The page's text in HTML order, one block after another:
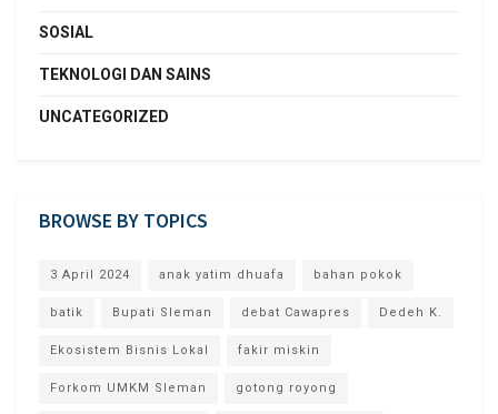
SOSIAL
TEKNOLOGI DAN SAINS
UNCATEGORIZED
BROWSE BY TOPICS
3 April 2024 anak yatim dhuafa bahan pokok
batik Bupati Sleman debat Cawapres Dedeh K.
Ekosistem Bisnis Lokal fakir miskin
Forkom UMKM Sleman gotong royong